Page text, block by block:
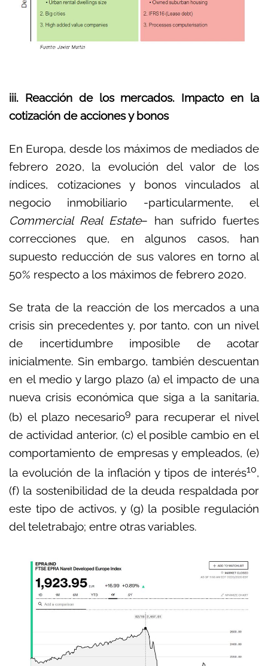
iii. Reacción de los mercados. Impacto en la
cotización de acciones y bonos
En Europa, desde los máximos de mediados de
febrero 2020, la evolución del valor de los
índices, cotizaciones y bonos vinculados al
negocio inmobiliario -particularmente, el
Commercial Real Estate– han sufrido fuertes
correcciones que, en algunos casos, han
supuesto reducción de sus valores en torno al
50% respecto a los máximos de febrero 2020.
Se trata de la reacción de los mercados a una
crisis sin precedentes y, por tanto, con un nivel
de incertidumbre imposible de acotar
inicialmente. Sin embargo, también descuentan
en el medio y largo plazo (a) el impacto de una
nueva crisis económica que siga a la sanitaria,
(b) el plazo necesario9para recuperar el nivel
de actividad anterior, (c) el posible cambio en el
comportamiento de empresas y empleados, (e)
la evolución de la inflación y tipos de interés10,
(f) la sostenibilidad de la deuda respaldada por
este tipo de activos, y (g) la posible regulación
del teletrabajo; entre otras variables.